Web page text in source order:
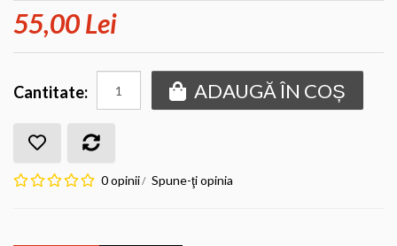
55,00 Lei
Cantitate: ADAUGĂ ÎN COȘ
0 opinii/ Spune-ţi opinia